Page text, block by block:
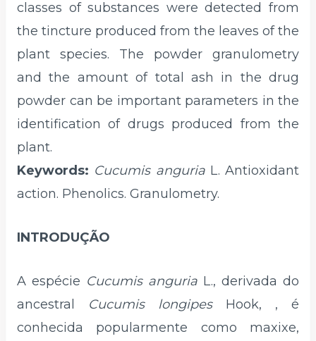
classes of substances were detected from
the tincture produced from the leaves of the
plant species. The powder granulometry
and the amount of total ash in the drug
powder can be important parameters in the
identification of drugs produced from the
plant.
Keywords: Cucumis anguriaL. Antioxidant
action. Phenolics. Granulometry.
INTRODUÇÃO
A espécie Cucumis anguria L., derivada do
ancestral Cucumis longipesHook, , é
conhecida popularmente como maxixe,